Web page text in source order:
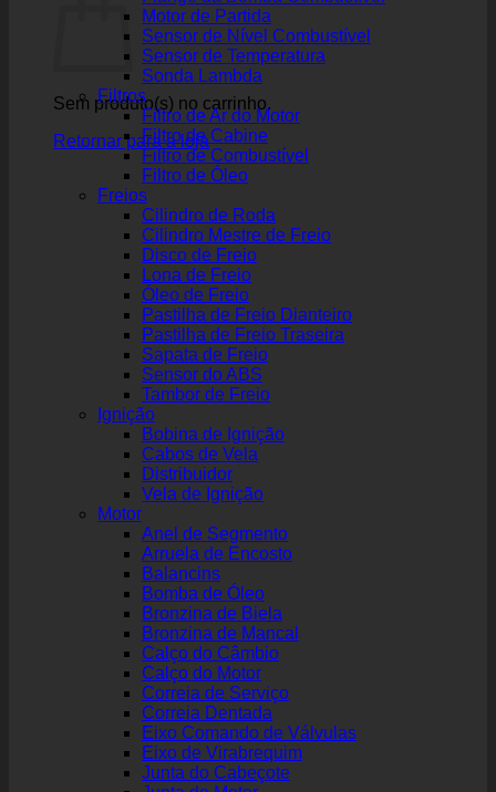
Sem produto(s) no carrinho.
Retornar para a loja
Motor de Partida
Sensor de Nível Combustível
Sensor de Temperatura
Sonda Lambda
Filtros
Filtro de Ar do Motor
Filtro de Cabine
Filtro de Combustível
Filtro de Óleo
Freios
Cilindro de Roda
Cilindro Mestre de Freio
Disco de Freio
Lona de Freio
Óleo de Freio
Pastilha de Freio Dianteiro
Pastilha de Freio Traseira
Sapata de Freio
Sensor do ABS
Tambor de Freio
Ignição
Bobina de Ignição
Cabos de Vela
Distribuidor
Vela de Ignição
Motor
Anel de Segmento
Arruela de Encosto
Balancins
Bomba de Óleo
Bronzina de Biela
Bronzina de Mancal
Calço do Câmbio
Calço do Motor
Correia de Serviço
Correia Dentada
Eixo Comando de Válvulas
Eixo de Virabrequim
Junta do Cabeçote